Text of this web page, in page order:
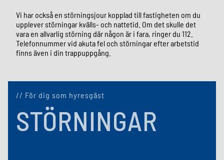
Vi har också en störningsjour kopplad till fastigheten om du
upplever störningar kvälls- och nattetid. Om det skulle det
vara en allvarlig störning där någon är i fara, ringer du 112.
Telefonnummer vid akuta fel och störningar efter arbetstid
finns även i din trappuppgång.
// För dig som hyresgäst
STÖRNINGAR